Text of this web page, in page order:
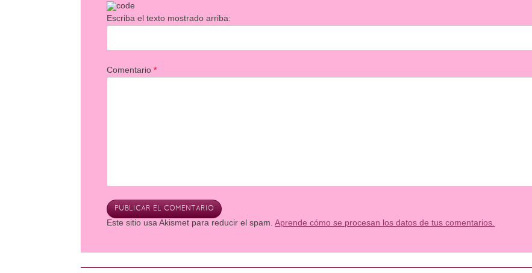
Escriba el texto mostrado arriba:
Comentario*
Este sitio usa Akismet para reducir el spam.Aprende cómo se procesan los datos de tus comentarios.